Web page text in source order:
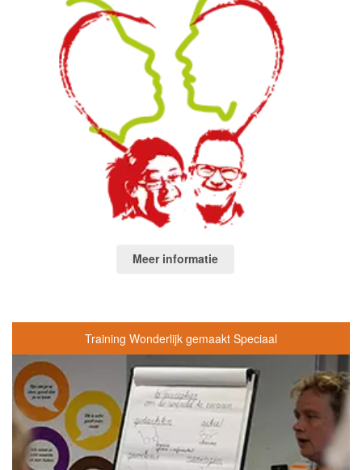
Meer informatie
Training Wonderlijk gemaakt Speciaal